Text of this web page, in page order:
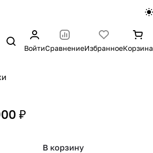
ВойтиСравнениеИзбранноеКорзина
₽
В корзину